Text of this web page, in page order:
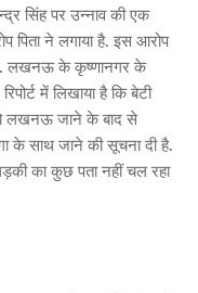
सिंह पर उन्नाव की एक
पिता ने लगाया है. इस आरोप
है. लखनऊ के कृष्णानगर के
में लिखाया है कि बेटी
लखनऊ जाने के बाद से
के साथ जाने की सूचना दी है.
का कुछ पता नहीं चल रहा